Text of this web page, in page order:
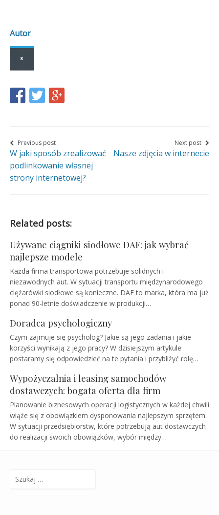
Autor
Share
on
Facebook
Share
on
Twitter
Share
on
Google+
Nawigacja
wpisu
Previous post
W jaki sposób zrealizować
podlinkowanie własnej
strony internetowej?
Next post
Nasze zdjęcia w internecie
Related posts:
Używane ciągniki siodłowe DAF: jak wybrać
najlepsze modele
Każda firma transportowa potrzebuje solidnych i
niezawodnych aut. W sytuacji transportu międzynarodowego
ciężarówki siodłowe są konieczne. DAF to marka, która ma już
ponad 90-letnie doświadczenie w produkcji…
Doradca psychologiczny
Czym zajmuje się psycholog? Jakie są jego zadania i jakie
korzyści wynikają z jego pracy? W dzisiejszym artykule
postaramy się odpowiedzieć na te pytania i przybliżyć rolę…
Wypożyczalnia i leasing samochodów
dostawczych: bogata oferta dla firm
Planowanie biznesowych operacji logistycznych w każdej chwili
wiąże się z obowiązkiem dysponowania najlepszym sprzętem.
W sytuacji przedsiębiorstw, które potrzebują aut dostawczych
do realizacji swoich obowiązków, wybór między…
Szukaj: